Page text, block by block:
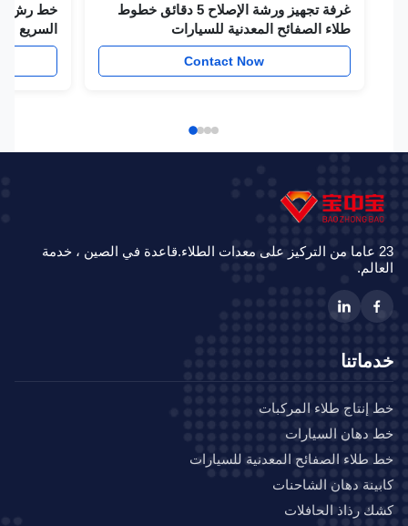
غرفة تجهيز ورشة الإصلاح 5 دقائق خطوط
طلاء الصفائح المعدنية للسيارات
Contact Now
خط رش محطة
السريع
23 عاما من التركيز على معدات الطلاء.قاعدة في الصين ، خدمة
طلاء المركبات
دهان السيارات
الصفائح المعدنية للسيارات
دهان الشاحنات
رذاذ الحافلات